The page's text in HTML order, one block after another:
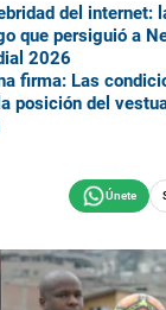
del internet:
que persiguió a
2026
firma: Las
posición del